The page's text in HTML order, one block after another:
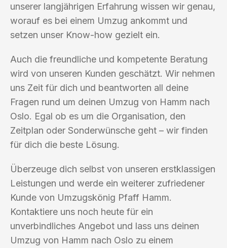
unserer langjährigen Erfahrung wissen wir genau,
worauf es bei einem Umzug ankommt und
setzen unser Know-how gezielt ein.
Auch die freundliche und kompetente Beratung
wird von unseren Kunden geschätzt. Wir nehmen
uns Zeit für dich und beantworten all deine
Fragen rund um deinen Umzug von Hamm nach
Oslo. Egal ob es um die Organisation, den
Zeitplan oder Sonderwünsche geht – wir finden
für dich die beste Lösung.
Überzeuge dich selbst von unseren erstklassigen
Leistungen und werde ein weiterer zufriedener
Kunde von Umzugskönig Pfaff Hamm.
Kontaktiere uns noch heute für ein
unverbindliches Angebot und lass uns deinen
Umzug von Hamm nach Oslo zu einem